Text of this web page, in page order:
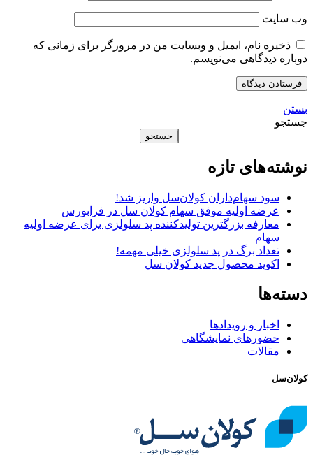
وب‌ سایت
ذخیره نام، ایمیل و وبسایت من در مرورگر برای زمانی که
دوباره دیدگاهی می‌نویسم.
بستن
جستجو
جستجو
نوشته‌های تازه
سود سهام‌داران کولان‌سل واریز شد!
عرضه اولیه موفق سهام کولان سل در فرابورس
معارفه بزرگترین تولیدکننده پد سلولزی برای عرضه اولیه
سهام
تعداد برگ در پد سلولزی خیلی مهمه!
اکوپد محصول جدید کولان‌ سل
دسته‌ها
اخبار و رویدادها
حضورهای نمایشگاهی
مقالات
کولان‌سل